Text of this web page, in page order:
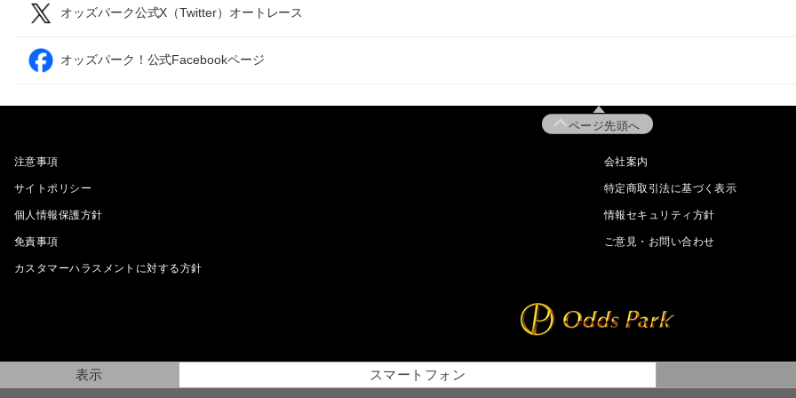
オッズパーク公式X（Twitter）オートレース
オッズパーク！公式Facebookページ
ページ先頭へ
注意事項 会社案内
サイトポリシー 特定商取引法に基づく表示
個人情報保護方針 情報セキュリティ方針
免責事項 ご意見・お問い合わせ
カスタマーハラスメントに対する方針
表示 スマートフォン